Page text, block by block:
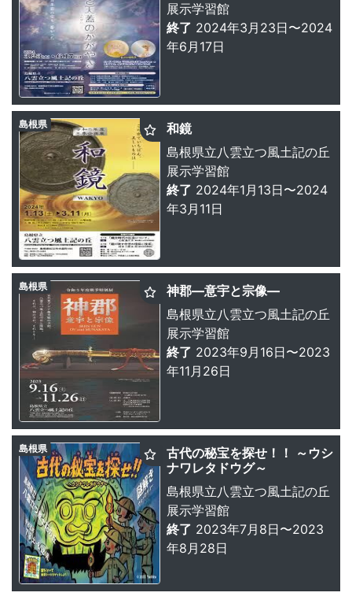
展示学習館
終了 2024年3月23日〜2024
年6月17日
和鏡
島根県立八雲立つ風土記の丘
展示学習館
終了 2024年1月13日〜2024
年3月11日
島根県
神郡—意宇と宗像—
島根県立八雲立つ風土記の丘
展示学習館
終了 2023年9月16日〜2023
年11月26日
島根県
古代の秘宝を探せ！！ ～ウシ
ナワレタドウグ～
島根県立八雲立つ風土記の丘
展示学習館
終了 2023年7月8日〜2023
年8月28日
島根県